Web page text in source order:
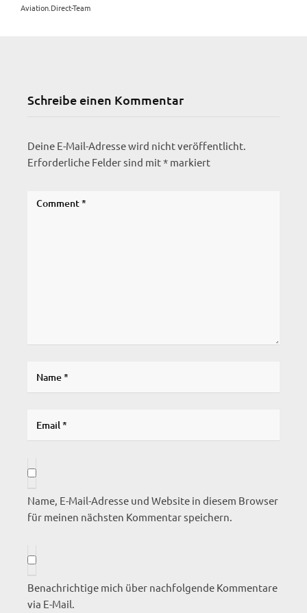
Aviation.Direct-Team
Schreibe einen Kommentar
Deine E-Mail-Adresse wird nicht veröffentlicht.
Erforderliche Felder sind mit* markiert
Name, E-Mail-Adresse und Website in diesem Browser
für meinen nächsten Kommentar speichern.
Benachrichtige mich über nachfolgende Kommentare
via E-Mail.